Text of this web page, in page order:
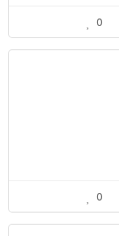
0
0